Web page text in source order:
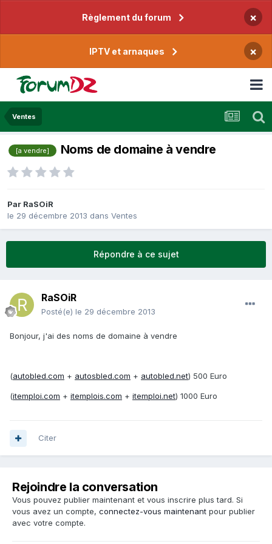
Règlement du forum ×
IPTV et arnaques ×
Ventes
[a vendre] Noms de domaine à vendre
Par RaSOiR
le 29 décembre 2013 dans Ventes
Répondre à ce sujet
RaSOiR
Posté(e) le 29 décembre 2013
Bonjour, j'ai des noms de domaine à vendre
(autobled.com + autosbled.com + autobled.net) 500 Euro
(itemploi.com + itemplois.com + itemploi.net) 1000 Euro
Citer
Rejoindre la conversation
Vous pouvez publier maintenant et vous inscrire plus tard. Si
vous avez un compte, connectez-vous maintenant pour publier
avec votre compte.